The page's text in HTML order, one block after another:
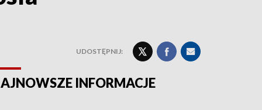
UDOSTĘPNIJ:
INFORMACJE